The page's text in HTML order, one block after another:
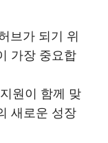
브가 되기 위
가장 중요합
원이 함께 맞
새로운 성장